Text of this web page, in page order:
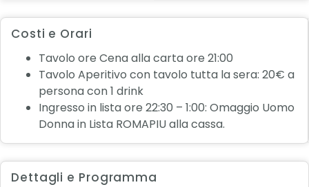
Costi e Orari
Tavolo ore Cena alla carta ore 21:00
Tavolo Aperitivo con tavolo tutta la sera: 20€ a
persona con 1 drink
Ingresso in lista ore 22:30 – 1:00: Omaggio Uomo
Donna in Lista ROMAPIU alla cassa.
Dettagli e Programma